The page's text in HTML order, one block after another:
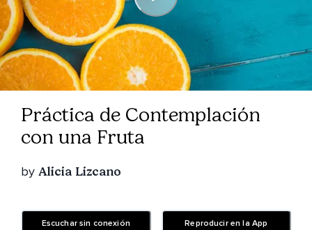
Práctica de Contemplación
con una Fruta
by Alicia Lizcano
Escuchar sin conexión Reproducir en la App